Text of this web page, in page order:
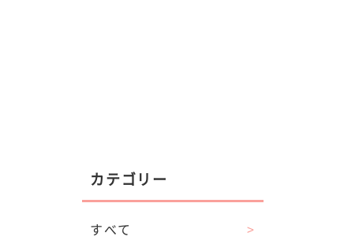
カテゴリー
すべて
>